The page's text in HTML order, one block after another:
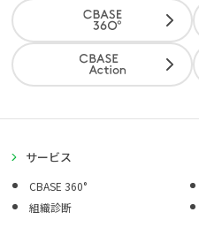
サービス
CBASE 360°
組織診断